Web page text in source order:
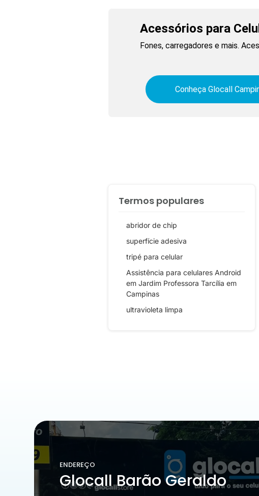
Acessórios para
Fones, carregadores e mais.
Conheça Glocall
Termos populares
abridor de chip
superfície adesiva
tripé para celular
Assistência para celulares Android
em Jardim Professora Tarcília em
Campinas
ultravioleta limpa
ENDEREÇO
Glocall Barão Geraldo